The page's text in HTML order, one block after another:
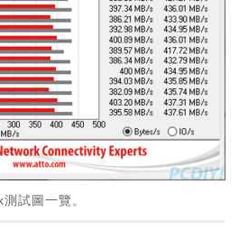
試圖一覽。